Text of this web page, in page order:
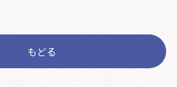
もどる